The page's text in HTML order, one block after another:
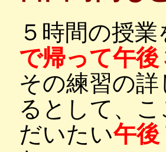
５時間の授
で帰って午
その練習の
るとして、
だいたい午後